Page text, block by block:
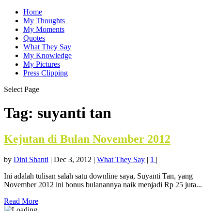
Home
My Thoughts
My Moments
Quotes
What They Say
My Knowledge
My Pictures
Press Clipping
Select Page
Tag: suyanti tan
Kejutan di Bulan November 2012
by Dini Shanti | Dec 3, 2012 | What They Say | 1 |
Ini adalah tulisan salah satu downline saya, Suyanti Tan, yang
November 2012 ini bonus bulanannya naik menjadi Rp 25 juta...
Read More